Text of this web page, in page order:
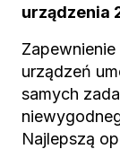
urządzenia
urządzeń
samych
Najlepszą